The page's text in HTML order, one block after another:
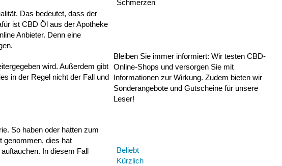
Das bedeutet, dass der
ist CBD Öl aus der Apotheke
Anbieter. Denn eine
wird. Außerdem gibt
in der Regel nicht der Fall und
So haben oder hatten zum
genommen, dies hat
In diesem Fall
Schmerzen
Bleiben Sie immer informiert: Wir testen CBD-
Online-Shops und versorgen Sie mit
Informationen zur Wirkung. Zudem bieten wir
Sonderangebote und Gutscheine für unsere
Leser!
Beliebt
Kürzlich